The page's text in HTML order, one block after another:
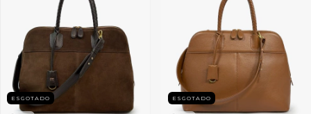
ESGOTADO ESGOTADO